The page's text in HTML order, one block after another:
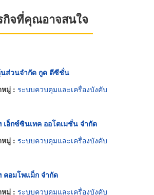
กิจที่คุณอาจสนใจ
ส่วนจำกัด กูด ดีซีชั่น
มู่ : ระบบควบคุมและเครื่องบังคับ
เอ็กซ์ซินเทค ออโตเมชั่น จำกัด
มู่ : ระบบควบคุมและเครื่องบังคับ
คอมโพแม็ก จำกัด
มู่ : ระบบควบคุมและเครื่องบังคับ